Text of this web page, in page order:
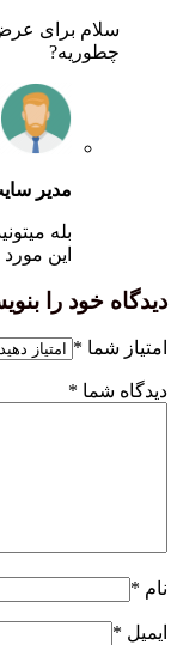
چطوریه?
مدیر
بله
این مورد
دیدگاه خود را
امتیاز شما*
دیدگاه شما*
نام*
ایمیل *